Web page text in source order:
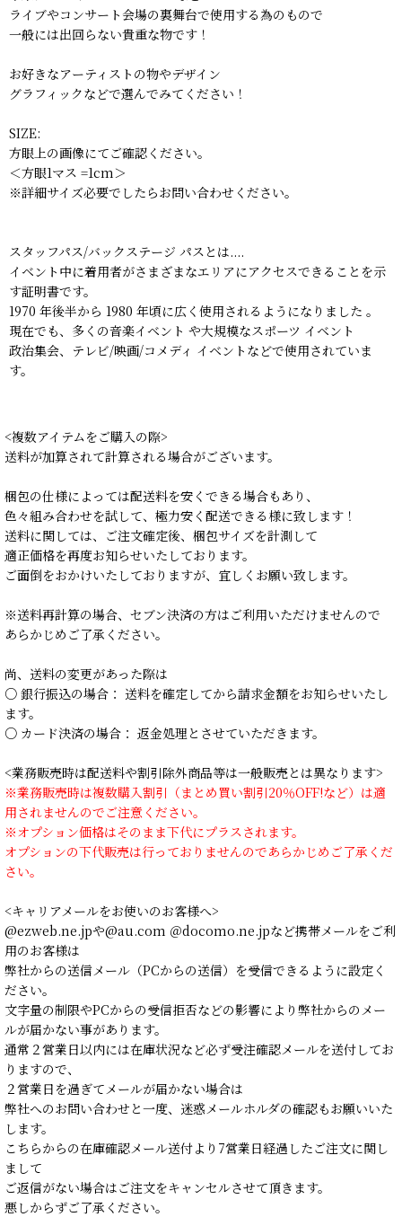
ライブやコンサート会場の裏舞台で使用する為のもので
一般には出回らない貴重な物です！
お好きなアーティストの物やデザイン
グラフィックなどで選んでみてください！
SIZE:
方眼上の画像にてご確認ください。
＜方眼1マス =1cm＞
※詳細サイズ必要でしたらお問い合わせください。
スタッフパス/バックステージ パスとは....
イベント中に着用者がさまざまなエリアにアクセスできることを示
す証明書です。
1970 年後半から 1980 年頃に広く使用されるようになりました 。
現在でも、多くの音楽イベント や大規模なスポーツ イベント
政治集会、テレビ/映画/コメディ イベントなどで使用されていま
す。
<複数アイテムをご購入の際>
送料が加算されて計算される場合がございます。
梱包の仕様によっては配送料を安くできる場合もあり、
色々組み合わせを試して、極力安く配送できる様に致します！
送料に関しては、ご注文確定後、梱包サイズを計測して
適正価格を再度お知らせいたしております。
ご面倒をおかけいたしておりますが、宜しくお願い致します。
※送料再計算の場合、セブン決済の方はご利用いただけませんので
あらかじめご了承ください。
尚、送料の変更があった際は
○ 銀行振込の場合： 送料を確定してから請求金額をお知らせいたし
ます。
○ カード決済の場合： 返金処理とさせていただきます。
<業務販売時は配送料や割引除外商品等は一般販売とは異なります>
※業務販売時は複数購入割引（まとめ買い割引20％OFF!など）は適
用されませんのでご注意ください。
※オプション価格はそのまま下代にプラスされます。
オプションの下代販売は行っておりませんのであらかじめご了承くだ
さい。
<キャリアメールをお使いのお客様へ>
@ezweb.ne.jpや@au.com ＠docomo.ne.jpなど携帯メールをご利
用のお客様は
弊社からの送信メール（PCからの送信）を受信できるように設定く
ださい。
文字量の制限やPCからの受信拒否などの影響により弊社からのメー
ルが届かない事があります。
通常２営業日以内には在庫状況など必ず受注確認メールを送付してお
りますので、
２営業日を過ぎてメールが届かない場合は
弊社へのお問い合わせと一度、迷惑メールホルダの確認もお願いいた
します。
こちらからの在庫確認メール送付より7営業日経過したご注文に関し
まして
ご返信がない場合はご注文をキャンセルさせて頂きます。
悪しからずご了承ください。